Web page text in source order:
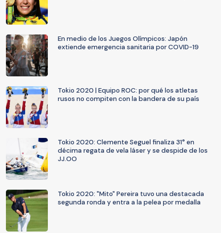
En medio de los Juegos Olímpicos: Japón
extiende emergencia sanitaria por COVID-19
Tokio 2020 | Equipo ROC: por qué los atletas
rusos no compiten con la bandera de su país
Tokio 2020: Clemente Seguel finaliza 31° en
décima regata de vela láser y se despide de los
JJ.OO
Tokio 2020: "Mito" Pereira tuvo una destacada
segunda ronda y entra a la pelea por medalla